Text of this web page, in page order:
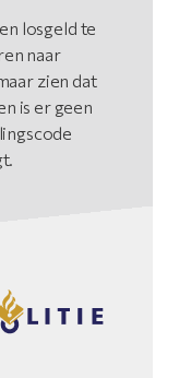
losgeld te
naar
zien dat
is er geen